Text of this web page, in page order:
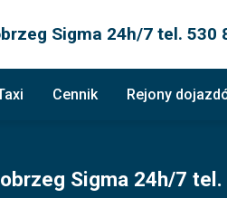
Sigma 24h/7 tel. 530
Cennik Rejony
Sigma 24h/7 tel.